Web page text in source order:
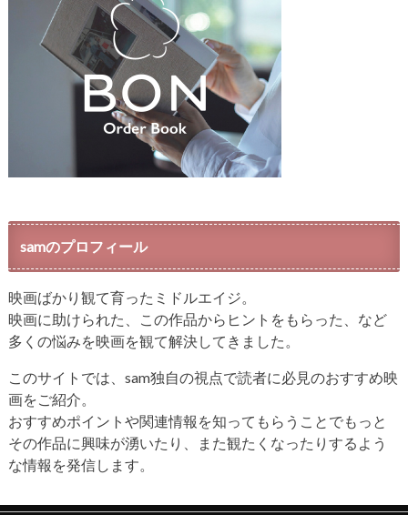
samのプロフィール
映画ばかり観て育ったミドルエイジ。
映画に助けられた、この作品からヒントをもらった、など
多くの悩みを映画を観て解決してきました。
このサイトでは、sam独自の視点で読者に必見のおすすめ映
画をご紹介。
おすすめポイントや関連情報を知ってもらうことでもっと
その作品に興味が湧いたり、また観たくなったりするよう
な情報を発信します。